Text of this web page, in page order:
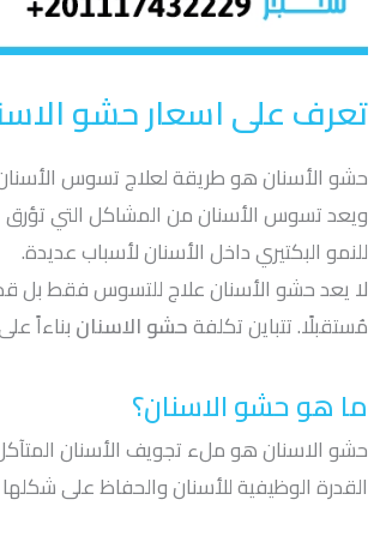
تعرف على اسعار حشو
حشو الأسنان هو طريقة لعلاج تسوس
ويعد تسوس الأسنان من المشاكل التي تؤرق
للنمو البكتيري داخل الأسنان لأسباب عديدة.
لا يعد حشو الأسنان علاج للتسوس فقط بل
مُستقبلًا. تتباين تكلفةحشو الاسنانبناءاً
ما هو حشو الاسنان؟
حشو الاسنان هو ملء تجويف الأسنان
القدرة الوظيفية للأسنان والحفاظ على